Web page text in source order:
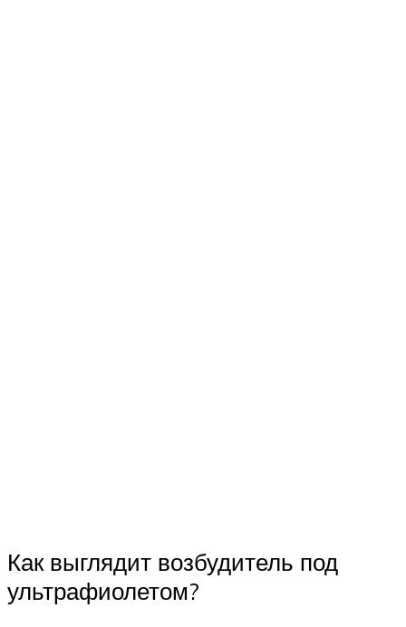
Как выглядит возбудитель под
ультрафиолетом?